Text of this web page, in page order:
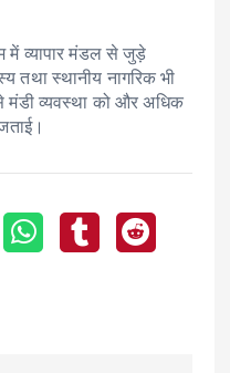
में व्यापार मंडल से जुड़े
तथा स्थानीय नागरिक भी
मंडी व्यवस्था को और अधिक